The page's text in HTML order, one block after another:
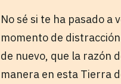
No sé si te ha pasado a
momento de
de nuevo, que la razón
manera en esta Tierra